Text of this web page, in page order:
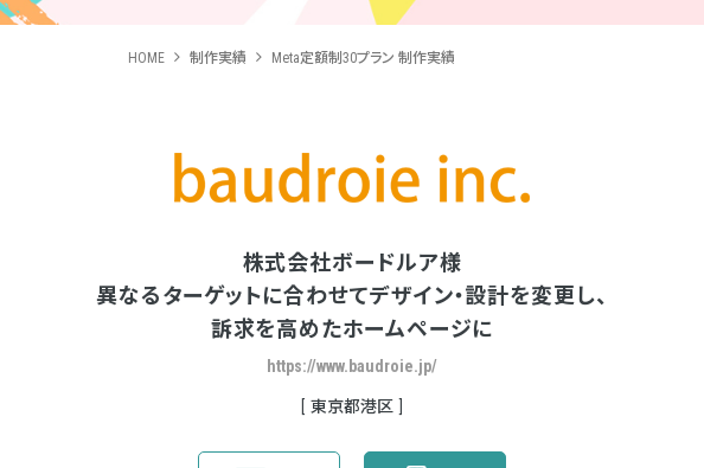
HOME 制作実績 Meta定額制30プラン 制作実績
株式会社ボードルア様
異なるターゲットに合わせてデザイン・設計を変更し、
訴求を高めたホームページに
https://www.baudroie.jp/
東京都港区